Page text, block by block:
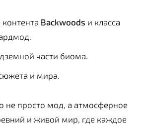
Backwoods и класса
части биома.
и мира.
не просто мод, а атмосферное
и живой мир, где каждое